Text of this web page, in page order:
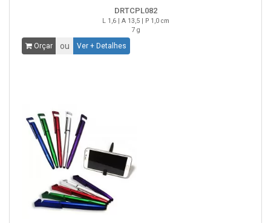
DRTCPL082
L 1,6 | A 13,5 | P 1,0 cm
7 g
Orçar ou Ver + Detalhes